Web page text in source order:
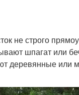
не строго
шпагат или
деревянные или